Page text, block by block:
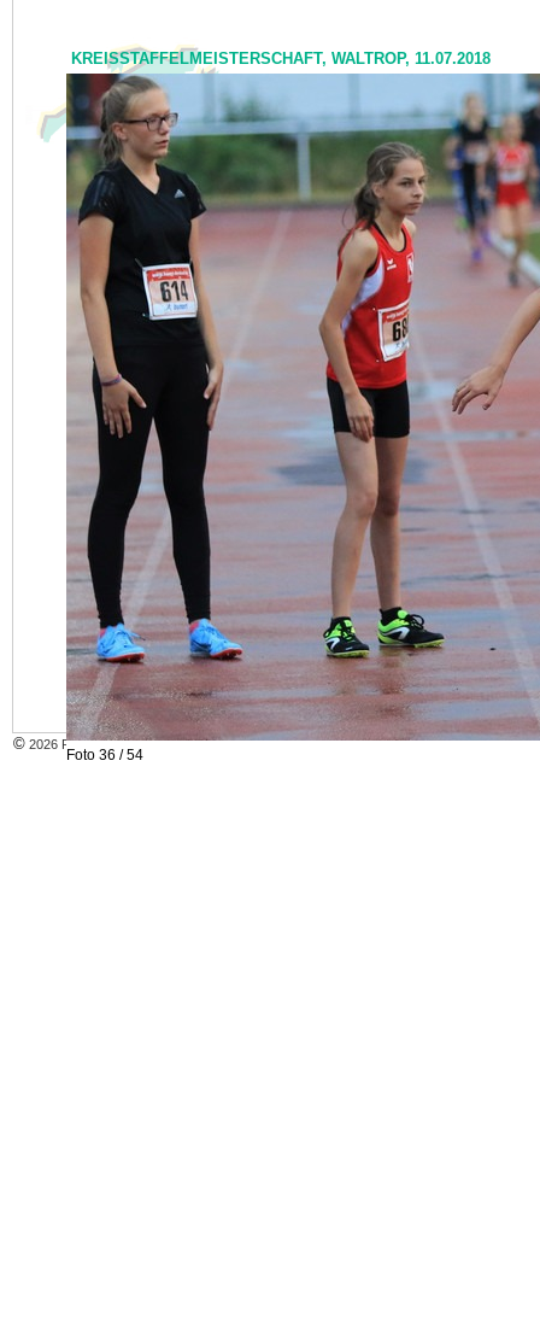
NEWS
KONTAKT
VERANSTALTUNGEN
TRAINING
DER VEREIN
SPORTSTÄTTEN
FOTOS
AKTUELL
ARCHIV
PRESSE
LINKS
IMPRESSUM
DATENSCHUTZ
INTERN
I<zurück
© 2026 Recklinghäuser Leichtathletik Club
KREISSTAFFELMEISTERSCHAFT, WALTROP, 11.07.2018
Foto 36 / 54